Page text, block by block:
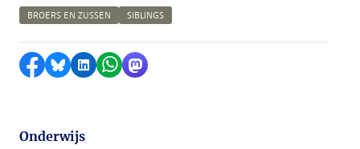
BROERS EN ZUSSEN SIBLINGS
Delen op Facebook
Delen via Bluesky
Delen op LinkedIn
Delen via WhatsApp
Delen via Mastodon
Onderwijs